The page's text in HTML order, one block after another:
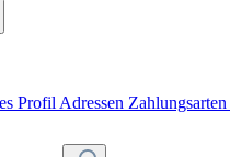
Profil Adressen Zahlungsarten